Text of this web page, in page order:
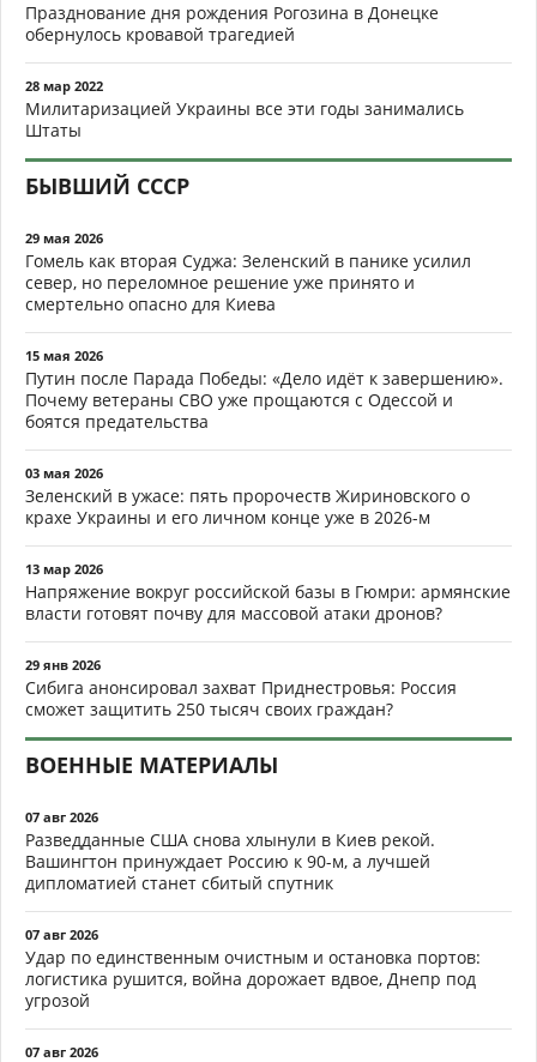
Празднование дня рождения Рогозина в Донецке
обернулось кровавой трагедией
28 мар 2022
Милитаризацией Украины все эти годы занимались
Штаты
БЫВШИЙ СССР
29 мая 2026
Гомель как вторая Суджа: Зеленский в панике усилил
север, но переломное решение уже принято и
смертельно опасно для Киева
15 мая 2026
Путин после Парада Победы: «Дело идёт к завершению».
Почему ветераны СВО уже прощаются с Одессой и
боятся предательства
03 мая 2026
Зеленский в ужасе: пять пророчеств Жириновского о
крахе Украины и его личном конце уже в 2026-м
13 мар 2026
Напряжение вокруг российской базы в Гюмри: армянские
власти готовят почву для массовой атаки дронов?
29 янв 2026
Сибига анонсировал захват Приднестровья: Россия
сможет защитить 250 тысяч своих граждан?
ВОЕННЫЕ МАТЕРИАЛЫ
07 авг 2026
Разведданные США снова хлынули в Киев рекой.
Вашингтон принуждает Россию к 90-м, а лучшей
дипломатией станет сбитый спутник
07 авг 2026
Удар по единственным очистным и остановка портов:
логистика рушится, война дорожает вдвое, Днепр под
угрозой
07 авг 2026